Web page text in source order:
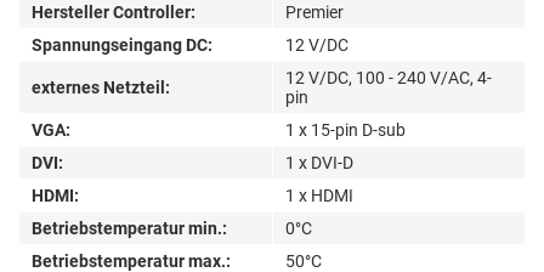
Hersteller Controller:
Premier
Spannungseingang DC:
12 V/DC
externes Netzteil:
12 V/DC, 100 - 240 V/AC, 4-
pin
VGA:
1 x 15-pin D-sub
DVI:
1 x DVI-D
HDMI:
1 x HDMI
Betriebstemperatur min.:
0°C
Betriebstemperatur max.:
50°C